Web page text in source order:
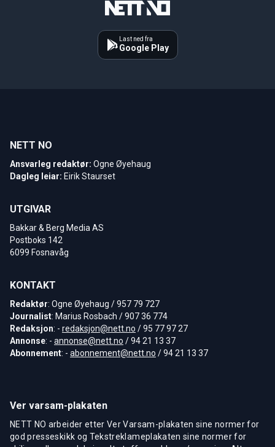
Last ned fra
Google Play
NETT NO
Ansvarleg redaktør: Ogne Øyehaug
Dagleg leiar: Eirik Staurset
UTGIVAR
Bakkar & Berg Media AS
Postboks 142
6099 Fosnavåg
KONTAKT
Redaktør: Ogne Øyehaug / 957 79 727
Journalist: Marius Rosbach / 907 36 774
Redaksjon: - redaksjon@nett.no / 95 77 97 27
Annonse: - annonse@nett.no / 94 21 13 37
Abonnement: - abonnement@nett.no / 94 21 13 37
Ver varsam-plakaten
NETT NO arbeider etter Ver Varsam-plakaten sine normer for
god presseskikk og Tekstreklameplakaten sine normer for